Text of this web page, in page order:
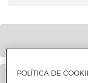
POLÍTICA DE